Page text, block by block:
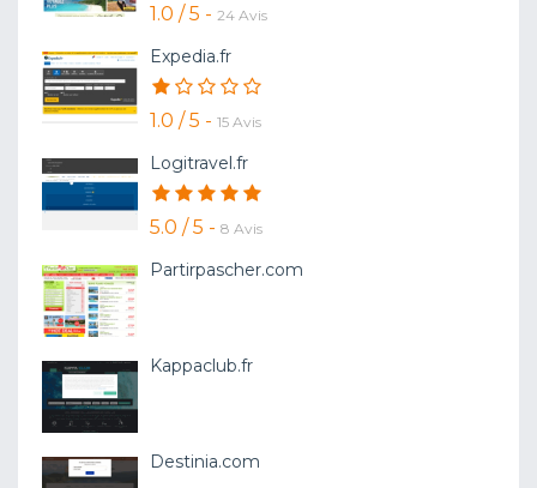
1.0 / 5 - 24 Avis
Expedia.fr
1.0 / 5 - 15 Avis
Logitravel.fr
5.0 / 5 - 8 Avis
Partirpascher.com
Kappaclub.fr
Destinia.com